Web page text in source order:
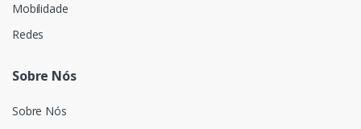
Mobilidade
Redes
Sobre Nós
Sobre Nós